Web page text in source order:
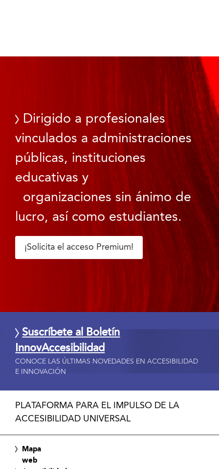
Dirigido a profesionales
vinculados a administraciones
públicas, instituciones
educativas y
organizaciones sin ánimo de
lucro, así como estudiantes.
¡Solicita el acceso Premium!
Suscríbete al Boletín
InnovAccesibilidad
CONOCE LAS ÚLTIMAS NOVEDADES EN ACCESIBILIDAD
E INNOVACIÓN
PLATAFORMA PARA EL IMPULSO DE LA
ACCESIBILIDAD UNIVERSAL
Mapa
web